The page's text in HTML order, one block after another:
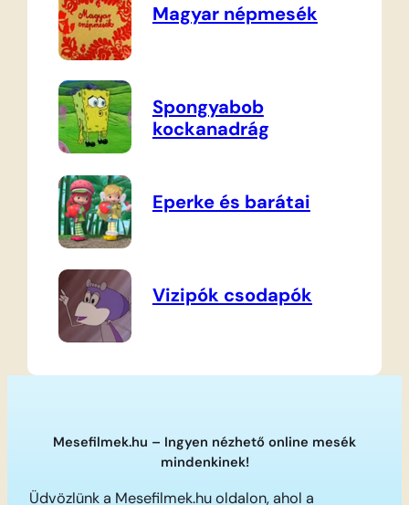
Magyar népmesék
Spongyabob
kockanadrág
Eperke és barátai
Vizipók csodapók
Mesefilmek.hu – Ingyen nézhető online mesék
mindenkinek!
Üdvözlünk a Mesefilmek.hu oldalon, ahol a